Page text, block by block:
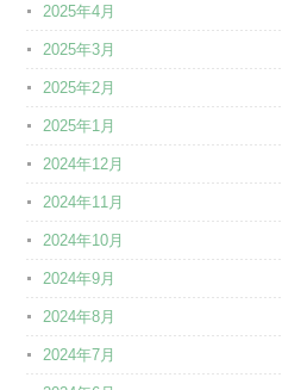
2025年4月
2025年3月
2025年2月
2025年1月
2024年12月
2024年11月
2024年10月
2024年9月
2024年8月
2024年7月